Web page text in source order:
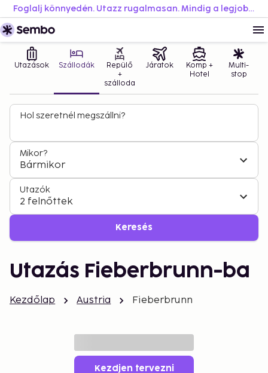
Foglalj könnyedén. Utazz rugalmasan. Mindig a legjobb áron.
Utazások Szállodák
Repülő
+
szálloda
Járatok
Komp +
Hotel
Multi-
stop
Hol szeretnél megszállni?
Mikor?
Bármikor
Utazók
2 felnőttek
Keresés
Utazás Fieberbrunn-ba
Kezdőlap Austria Fieberbrunn
Kezdjen tervezni